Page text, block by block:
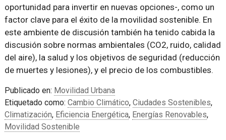
oportunidad para invertir en nuevas opciones-, como un
factor clave para el éxito de la movilidad sostenible. En
este ambiente de discusión también ha tenido cabida la
discusión sobre normas ambientales (CO2, ruido, calidad
del aire), la salud y los objetivos de seguridad (reducción
de muertes y lesiones), y el precio de los combustibles.
Publicado en: Movilidad Urbana
Etiquetado como: Cambio Climático, Ciudades Sostenibles,
Climatización, Eficiencia Energética, Energías Renovables,
Movilidad Sostenible